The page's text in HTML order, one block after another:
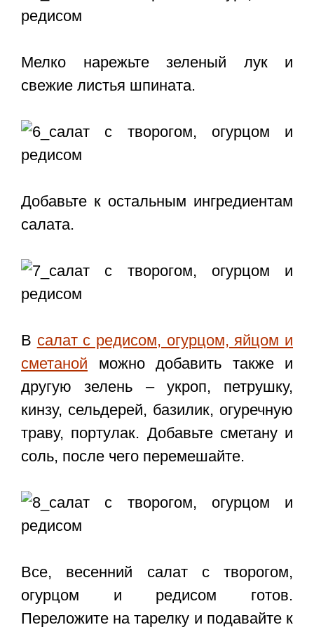
Мелко нарежьте зеленый лук и
свежие листья шпината.
Добавьте к остальным ингредиентам
салата.
В салат с редисом, огурцом, яйцом и
сметаной можно добавить также и
другую зелень – укроп, петрушку,
кинзу, сельдерей, базилик, огуречную
траву, портулак. Добавьте сметану и
соль, после чего перемешайте.
Все, весенний салат с творогом,
огурцом и редисом готов.
Переложите на тарелку и подавайте к